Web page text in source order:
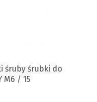
śruby śrubki do
M6 / 15